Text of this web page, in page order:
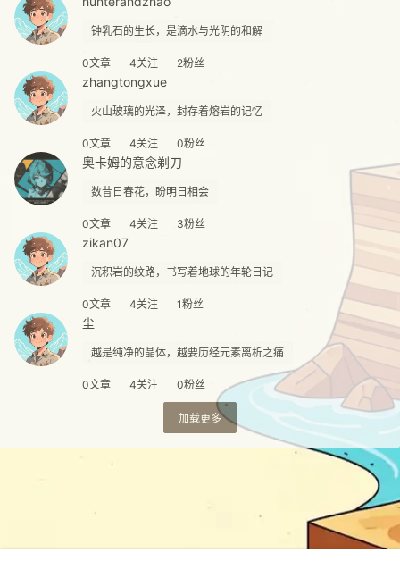
钟乳石的生长，是滴水与光阴的和解
0文章 4关注 2粉丝
zhangtongxue
火山玻璃的光泽，封存着熔岩的记忆
0文章 4关注 0粉丝
奥卡姆的意念剃刀
数昔日春花，盼明日相会
0文章 4关注 3粉丝
zikan07
沉积岩的纹路，书写着地球的年轮日记
0文章 4关注 1粉丝
尘
越是纯净的晶体，越要历经元素离析之痛
0文章 4关注 0粉丝
加载更多